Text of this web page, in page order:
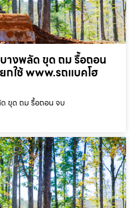
างพลัด ขุด ถม รื้อถอน
กใช้ www.รถแบคโฮ
ขุด ถม รื้อถอน จบ